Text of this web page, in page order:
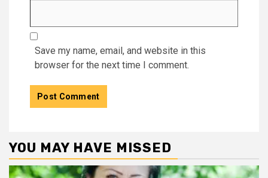
Save my name, email, and website in this
browser for the next time I comment.
YOU MAY HAVE MISSED